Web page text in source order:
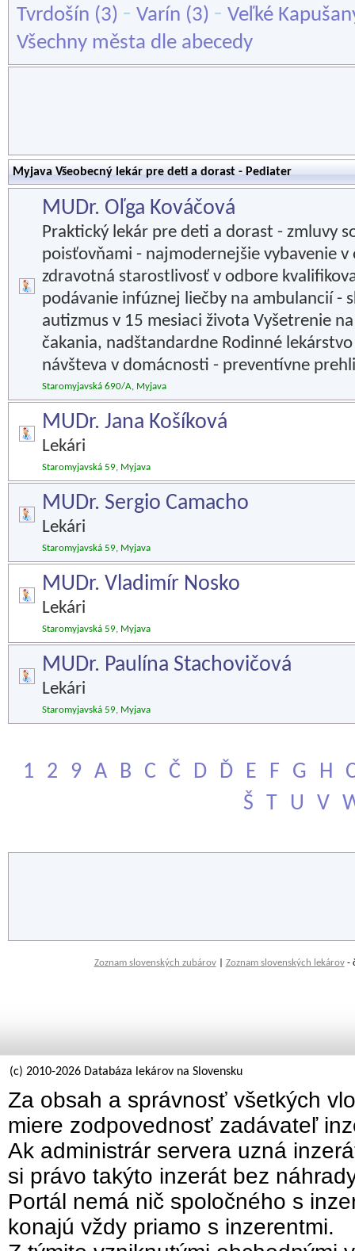
Tvrdošín (3) - Varín (3) - Veľké
Všechny města dle abecedy
Myjava Všeobecný lekár pre deti a dorast - Pediater
MUDr. Oľga Kováčová
Praktický lekár pre deti a dorast - zmluvy
poisťovňami - najmodernejšie vybavenie
zdravotná starostlivosť v odbore
podávanie infúznej liečby na ambulancií -
autizmus v 15 mesiaci života Vyšetrenie
čakania, nadštandardne Rodinné
návšteva v domácnosti - preventívne
Staromyjavská 690/A, Myjava
MUDr. Jana Košíková
Lekári
Staromyjavská 59, Myjava
MUDr. Sergio Camacho
Lekári
Staromyjavská 59, Myjava
MUDr. Vladimír Nosko
Lekári
Staromyjavská 59, Myjava
MUDr. Paulína Stachovičová
Lekári
Staromyjavská 59, Myjava
1 2 9 A B C Č D Ď E F G H
Š
T U V
Zoznam slovenských zubárov| Zoznam slovenských lekárov-
(c) 2010-2026 Databáza lekárov na Slovensku
Za obsah a správnosť všetkých
miere zodpovednosť zadávateľ
Ak administrár servera uzná
si právo takýto inzerát bez
Portál nemá nič spoločného s
konajú vždy priamo s inzerentmi.